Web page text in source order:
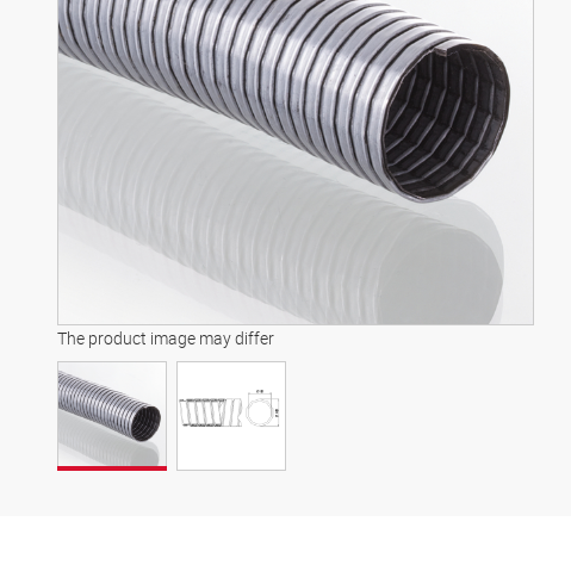
The product image may differ